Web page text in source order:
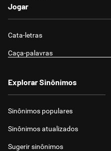
Jogar
Cata-letras
Caça-palavras
Explorar Sinônimos
Sinônimos populares
Sinônimos atualizados
Sugerir sinônimos